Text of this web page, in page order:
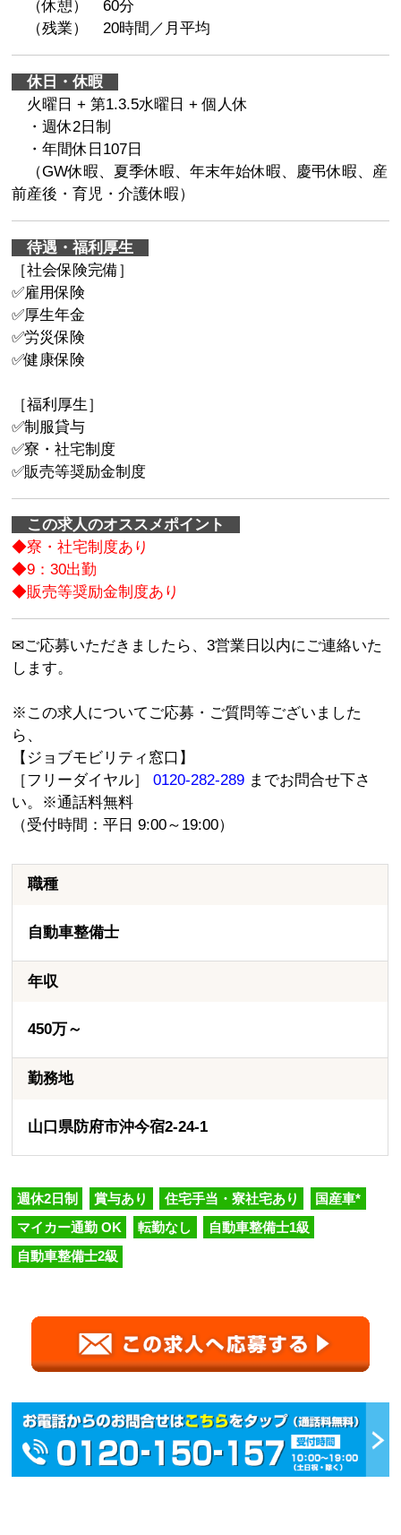
（休憩） 60分
（残業） 20時間／月平均
休日・休暇
火曜日 + 第1.3.5水曜日 + 個人休
・週休2日制
・年間休日107日
（GW休暇、夏季休暇、年末年始休暇、慶弔休暇、産
前産後・育児・介護休暇）
待遇・福利厚生
［社会保険完備］
✅雇用保険
✅厚生年金
✅労災保険
✅健康保険
［福利厚生］
✅制服貸与
✅寮・社宅制度
✅販売等奨励金制度
この求人のオススメポイント
◆寮・社宅制度あり
◆9：30出勤
◆販売等奨励金制度あり
✉ご応募いただきましたら、3営業日以内にご連絡いた
します。
※この求人についてご応募・ご質問等ございました
ら、
【ジョブモビリティ窓口】
［フリーダイヤル］0120-282-289 までお問合せ下さ
い。※通話料無料
（受付時間：平日 9:00～19:00）
職種
自動車整備士
年収
450万～
勤務地
山口県防府市沖今宿2-24-1
週休2日制 賞与あり 住宅手当・寮社宅あり 国産車*
マイカー通勤 OK 転勤なし 自動車整備士1級
自動車整備士2級